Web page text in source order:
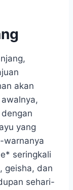
akan
yang
warnanya
seringkali
geisha, dan
sehari-